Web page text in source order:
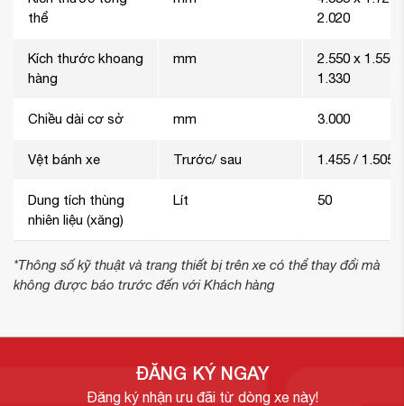
thể
2.020
Kích thước khoang
hàng
mm
2.550 x 1.550
1.330
Chiều dài cơ sở mm 3.000
Vệt bánh xe Trước/ sau 1.455 / 1.505
Dung tích thùng
nhiên liệu (xăng)
Lít 50
*Thông số kỹ thuật và trang thiết bị trên xe có thể thay đổi mà
không được báo trước đến với Khách hàng
ĐĂNG KÝ NGAY
Đăng ký nhận ưu đãi từ dòng xe này!